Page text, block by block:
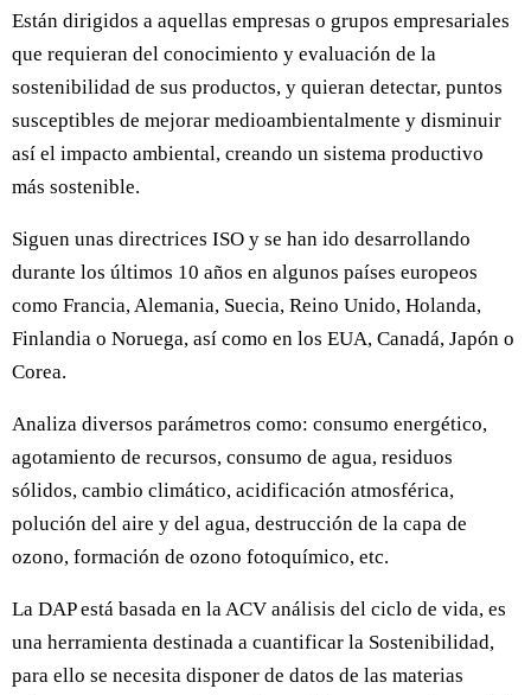
Están dirigidos a aquellas empresas o grupos empresariales
que requieran del conocimiento y evaluación de la
sostenibilidad de sus productos, y quieran detectar, puntos
susceptibles de mejorar medioambientalmente y disminuir
así el impacto ambiental, creando un sistema productivo
más sostenible.
Siguen unas directrices ISO y se han ido desarrollando
durante los últimos 10 años en algunos países europeos
como Francia, Alemania, Suecia, Reino Unido, Holanda,
Finlandia o Noruega, así como en los EUA, Canadá, Japón o
Corea.
Analiza diversos parámetros como: consumo energético,
agotamiento de recursos, consumo de agua, residuos
sólidos, cambio climático, acidificación atmosférica,
polución del aire y del agua, destrucción de la capa de
ozono, formación de ozono fotoquímico, etc.
La DAP está basada en la ACV análisis del ciclo de vida, es
una herramienta destinada a cuantificar la Sostenibilidad,
para ello se necesita disponer de datos de las materias